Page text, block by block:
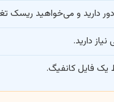
یک فایل کانفیگ.